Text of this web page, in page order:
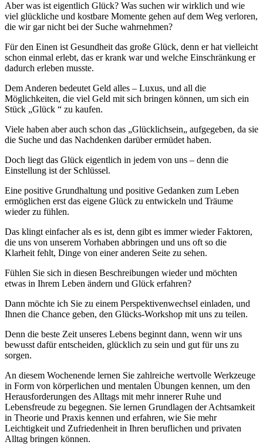
Aber was ist eigentlich Glück? Was suchen wir wirklich und wie
viel glückliche und kostbare Momente gehen auf dem Weg verloren,
die wir gar nicht bei der Suche wahrnehmen?
Für den Einen ist Gesundheit das große Glück, denn er hat vielleicht
schon einmal erlebt, das er krank war und welche Einschränkung er
dadurch erleben musste.
Dem Anderen bedeutet Geld alles – Luxus, und all die
Möglichkeiten, die viel Geld mit sich bringen können, um sich ein
Stück „Glück “ zu kaufen.
Viele haben aber auch schon das „Glücklichsein„ aufgegeben, da sie
die Suche und das Nachdenken darüber ermüdet haben.
Doch liegt das Glück eigentlich in jedem von uns – denn die
Einstellung ist der Schlüssel.
Eine positive Grundhaltung und positive Gedanken zum Leben
ermöglichen erst das eigene Glück zu entwickeln und Träume
wieder zu fühlen.
Das klingt einfacher als es ist, denn gibt es immer wieder Faktoren,
die uns von unserem Vorhaben abbringen und uns oft so die
Klarheit fehlt, Dinge von einer anderen Seite zu sehen.
Fühlen Sie sich in diesen Beschreibungen wieder und möchten
etwas in Ihrem Leben ändern und Glück erfahren?
Dann möchte ich Sie zu einem Perspektivenwechsel einladen, und
Ihnen die Chance geben, den Glücks-Workshop mit uns zu teilen.
Denn die beste Zeit unseres Lebens beginnt dann, wenn wir uns
bewusst dafür entscheiden, glücklich zu sein und gut für uns zu
sorgen.
An diesem Wochenende lernen Sie zahlreiche wertvolle Werkzeuge
in Form von körperlichen und mentalen Übungen kennen, um den
Herausforderungen des Alltags mit mehr innerer Ruhe und
Lebensfreude zu begegnen. Sie lernen Grundlagen der Achtsamkeit
in Theorie und Praxis kennen und erfahren, wie Sie mehr
Leichtigkeit und Zufriedenheit in Ihren beruflichen und privaten
Alltag bringen können.